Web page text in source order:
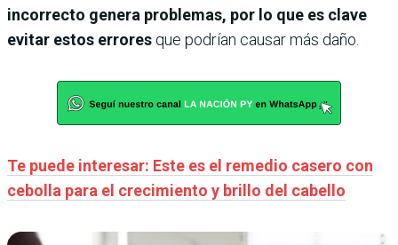
incorrecto genera problemas, por lo que es clave
evitar estos errores que podrían causar más daño.
Te puede interesar: Este es el remedio casero con
cebolla para el crecimiento y brillo del cabello